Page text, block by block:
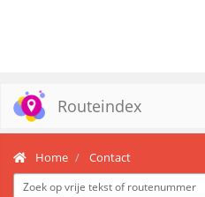
Routeindex
Home Contact